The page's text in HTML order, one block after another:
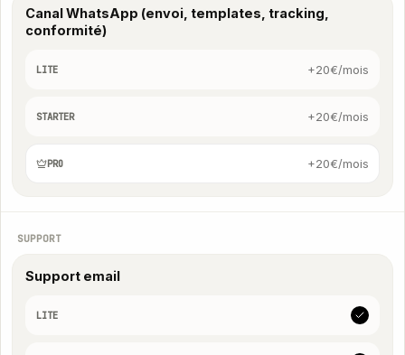
Canal WhatsApp (envoi, templates, tracking,
conformité)
LITE +20€/mois
STARTER +20€/mois
PRO +20€/mois
SUPPORT
Support email
LITE